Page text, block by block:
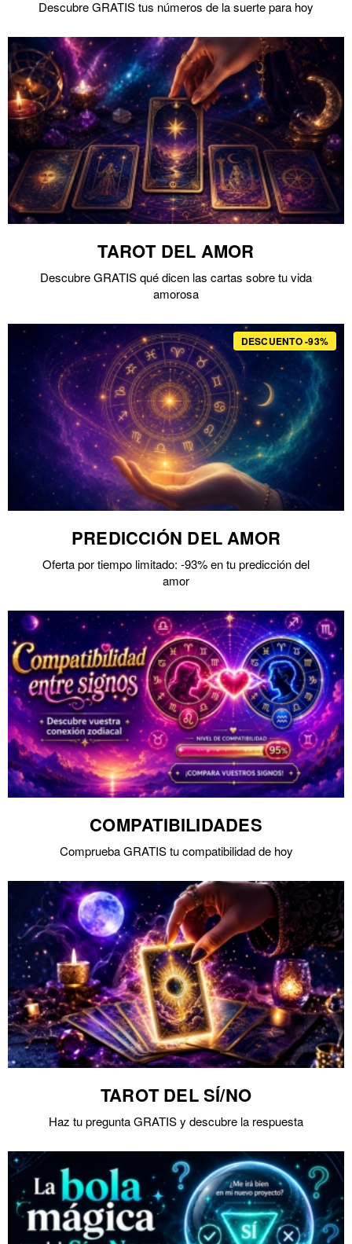
Descubre GRATIS tus números de la suerte para hoy
TAROT DEL AMOR
Descubre GRATIS qué dicen las cartas sobre tu vida
amorosa
DESCUENTO -93%
PREDICCIÓN DEL AMOR
Oferta por tiempo limitado: -93% en tu predicción del
amor
COMPATIBILIDADES
Comprueba GRATIS tu compatibilidad de hoy
TAROT DEL SÍ/NO
Haz tu pregunta GRATIS y descubre la respuesta